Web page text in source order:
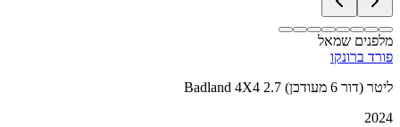
מלפנים שמאל
פורד ברונקו
Badland 4X4 2.7 ליטר (דור 6 מעודכן)
2024